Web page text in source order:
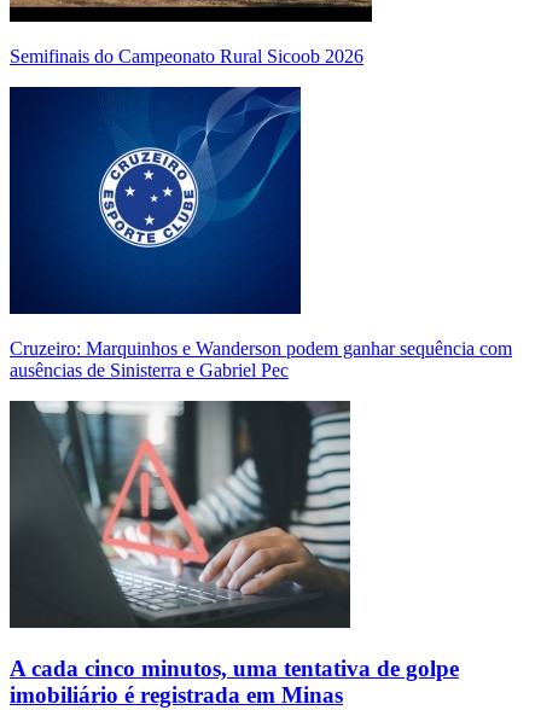
Semifinais do Campeonato Rural Sicoob 2026
Cruzeiro: Marquinhos e Wanderson podem ganhar sequência com
ausências de Sinisterra e Gabriel Pec
A cada cinco minutos, uma tentativa de golpe
imobiliário é registrada em Minas